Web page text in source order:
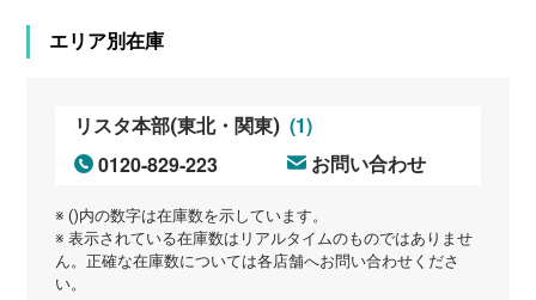
エリア別在庫
リスタ本部(東北・関東) (1)
0120-829-223
お問い合わせ
※ ()内の数字は在庫数を示しています。
※ 表示されている在庫数はリアルタイムのものではありませ
ん。正確な在庫数については各店舗へお問い合わせくださ
い。